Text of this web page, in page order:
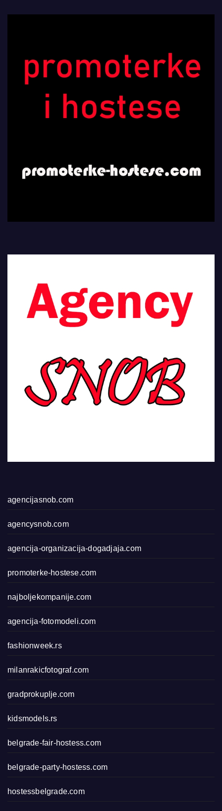
agencijasnob.com
agencysnob.com
agencija-organizacija-dogadjaja.com
promoterke-hostese.com
najboljekompanije.com
agencija-fotomodeli.com
fashionweek.rs
milanrakicfotograf.com
gradprokuplje.com
kidsmodels.rs
belgrade-fair-hostess.com
belgrade-party-hostess.com
hostessbelgrade.com